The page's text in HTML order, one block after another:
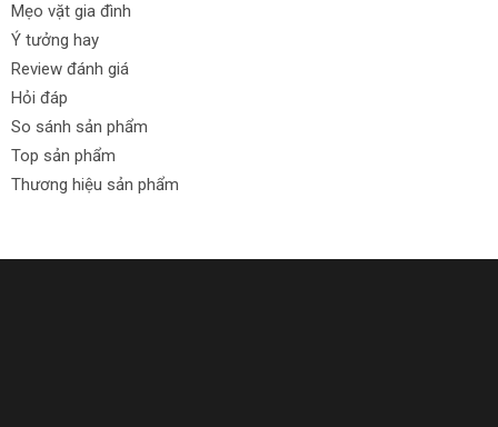
Mẹo vặt gia đình
Ý tưởng hay
Review đánh giá
Hỏi đáp
So sánh sản phẩm
Top sản phẩm
Thương hiệu sản phẩm